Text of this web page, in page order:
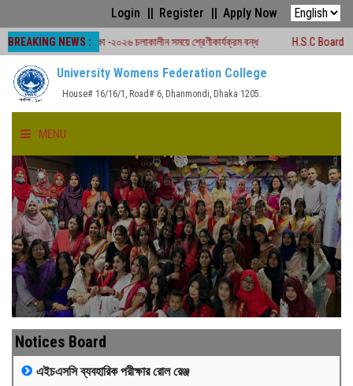
Login Register Apply Now
BREAKING NEWS :
পরীক্ষা -২০২৬ চলাকালীন সময়ে শ্রেণীকার্যক্রম বন্ধ H.S.C Board Exam Seat
University Womens Federation College
House# 16/16/1, Road# 6, Dhanmondi, Dhaka 1205.
MENU
HOME
ABOUT US
FACULTIES
ACADEMICS
GALLERY
Notices Board
এইচএসসি ব্যবহারিক পরীক্ষার রোল রেঞ্জ